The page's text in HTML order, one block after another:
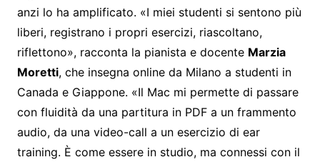
anzi lo ha amplificato. «I miei studenti si sentono più
liberi, registrano i propri esercizi, riascoltano,
riflettono», racconta la pianista e docente Marzia
Moretti, che insegna online da Milano a studenti in
Canada e Giappone. «Il Mac mi permette di passare
con fluidità da una partitura in PDF a un frammento
audio, da una video-call a un esercizio di ear
training. È come essere in studio, ma connessi con il